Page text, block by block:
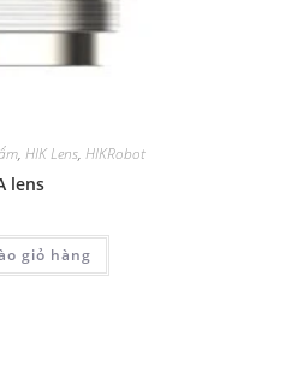
, HIK Lens, HIKRobot
lens
giỏ hàng